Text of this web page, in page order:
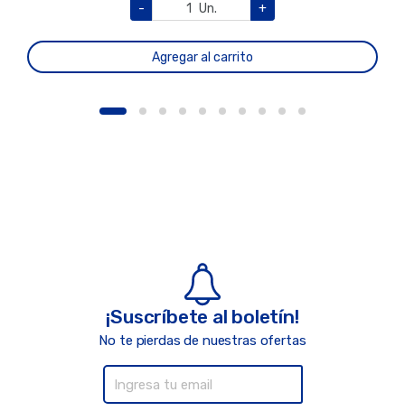
-
Un. +
Agregar al carrito
¡Suscríbete al boletín!
No te pierdas de nuestras ofertas